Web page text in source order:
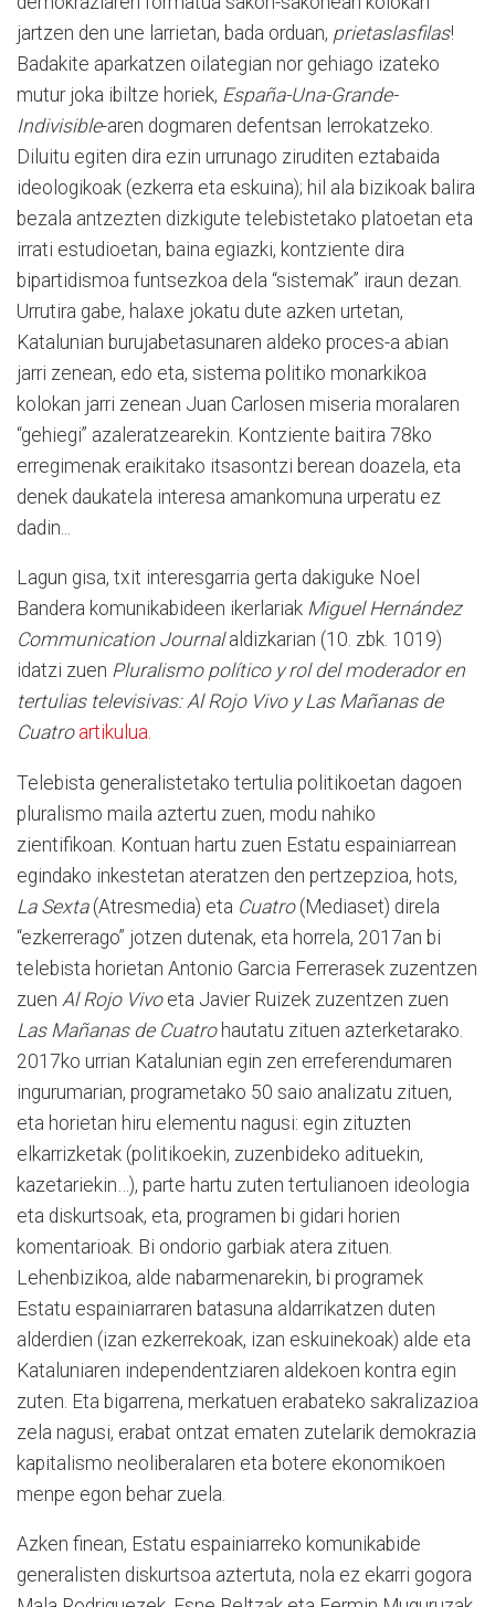
jartzen den une larrietan, bada orduan, prietaslasfilas!
Badakite aparkatzen oilategian nor gehiago izateko
mutur joka ibiltze horiek, España-Una-Grande-
Indivisible-aren dogmaren defentsan lerrokatzeko.
Diluitu egiten dira ezin urrunago ziruditen eztabaida
ideologikoak (ezkerra eta eskuina); hil ala bizikoak balira
bezala antzezten dizkigute telebistetako platoetan eta
irrati estudioetan, baina egiazki, kontziente dira
bipartidismoa funtsezkoa dela “sistemak” iraun dezan.
Urrutira gabe, halaxe jokatu dute azken urtetan,
Katalunian burujabetasunaren aldeko proces-a abian
jarri zenean, edo eta, sistema politiko monarkikoa
kolokan jarri zenean Juan Carlosen miseria moralaren
“gehiegi” azaleratzearekin. Kontziente baitira 78ko
erregimenak eraikitako itsasontzi berean doazela, eta
denek daukatela interesa amankomuna urperatu ez
dadin...
Lagun gisa, txit interesgarria gerta dakiguke Noel
Bandera komunikabideen ikerlariak Miguel Hernández
Communication Journalaldizkarian (10. zbk. 1019)
idatzi zuen Pluralismo político y rol del moderador en
tertulias televisivas: Al Rojo Vivo y Las Mañanas de
Cuatro artikulua.
Telebista generalistetako tertulia politikoetan dagoen
pluralismo maila aztertu zuen, modu nahiko
zientifikoan. Kontuan hartu zuen Estatu espainiarrean
egindako inkestetan ateratzen den pertzepzioa, hots,
La Sexta(Atresmedia) eta Cuatro(Mediaset) direla
“ezkerrerago” jotzen dutenak, eta horrela, 2017an bi
telebista horietan Antonio Garcia Ferrerasek zuzentzen
zuen Al Rojo Vivoeta Javier Ruizek zuzentzen zuen
Las Mañanas de Cuatro hautatu zituen azterketarako.
2017ko urrian Katalunian egin zen erreferendumaren
ingurumarian, programetako 50 saio analizatu zituen,
eta horietan hiru elementu nagusi: egin zituzten
elkarrizketak (politikoekin, zuzenbideko adituekin,
kazetariekin…), parte hartu zuten tertulianoen ideologia
eta diskurtsoak, eta, programen bi gidari horien
komentarioak. Bi ondorio garbiak atera zituen.
Lehenbizikoa, alde nabarmenarekin, bi programek
Estatu espainiarraren batasuna aldarrikatzen duten
alderdien (izan ezkerrekoak, izan eskuinekoak) alde eta
Kataluniaren independentziaren aldekoen kontra egin
zuten. Eta bigarrena, merkatuen erabateko sakralizazioa
zela nagusi, erabat ontzat ematen zutelarik demokrazia
kapitalismo neoliberalaren eta botere ekonomikoen
menpe egon behar zuela.
Azken finean, Estatu espainiarreko komunikabide
generalisten diskurtsoa aztertuta, nola ez ekarri gogora